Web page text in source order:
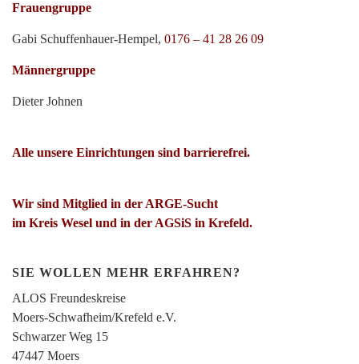
Frauengruppe
Gabi Schuffenhauer-Hempel, 0176 – 41 28 26 09
Männergruppe
Dieter Johnen
Alle unsere Einrichtungen sind barrierefrei.
Wir sind Mitglied in der ARGE-Sucht
im Kreis Wesel und in der AGSiS in Krefeld.
SIE WOLLEN MEHR ERFAHREN?
ALOS Freundeskreise
Moers-Schwafheim/Krefeld e.V.
Schwarzer Weg 15
47447 Moers